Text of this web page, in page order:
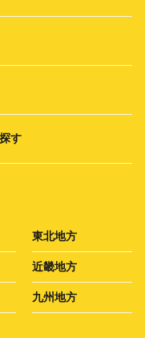
す
東北地方
近畿地方
九州地方